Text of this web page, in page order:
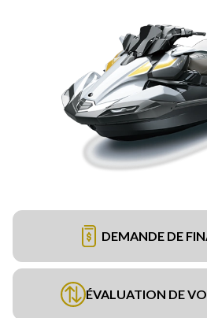
DEMANDE DE
ÉVALUATION DE